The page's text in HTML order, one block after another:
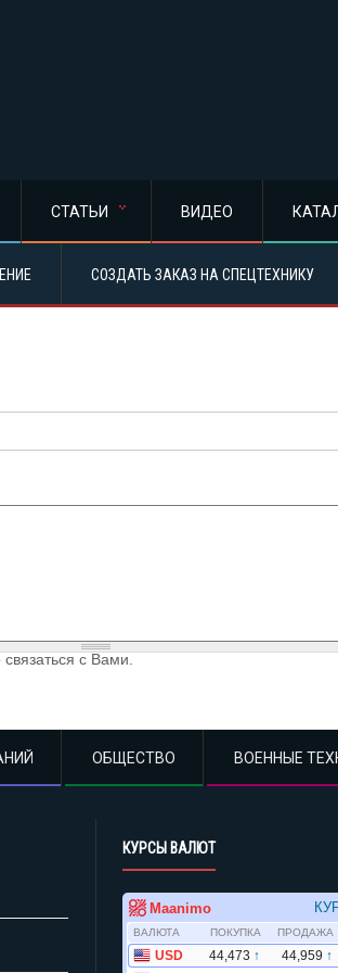
СТАТЬИ ВИДЕО
СОЗДАТЬ ЗАКАЗ НА СПЕЦТЕХНИКУ
с Вами.
ОБЩЕСТВО ВОЕННЫЕ
КУРСЫ ВАЛЮТ